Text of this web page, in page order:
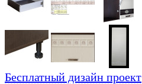
Бесплатный дизайн проект